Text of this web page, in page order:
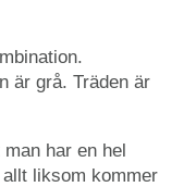
är grå. Träden är
har en hel
liksom kommer